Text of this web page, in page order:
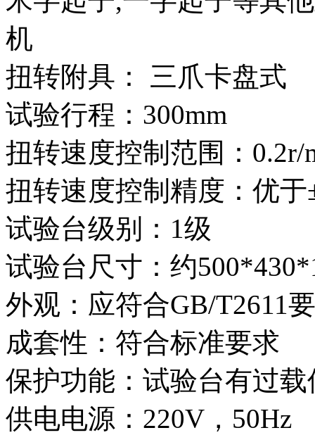
机
扭转附具： 三爪卡盘式
试验行程：300mm
扭转速度控制范围：
扭转速度控制精度：优于
试验台级别：1级
试验台尺寸：约
外观：应符合GB/T2611
成套性：符合标准要求
保护功能：试验台有过
供电电源：220V，50Hz